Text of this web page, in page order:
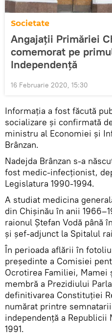
Societate
Angajații Primăriei
comemorat pe
Independență
16 Februarie 2020, 15:30
Informația a fost făcută
socializare și confirmată
ministru al Economiei și
Brânzan.
Nadejda Brânzan s-a
fost medic-infecționist,
Legislatura 1990-1994.
A studiat medicina
din Chișinău în anii
raionul Ștefan Vodă până
și șef-adjunct la Spitalul
În perioada aflării în
președinte a Comisiei
Ocrotirea Familiei, Mamei
membră a Prezidiului
definitivarea Constituției
numărat printre
independență a Republicii
1991.